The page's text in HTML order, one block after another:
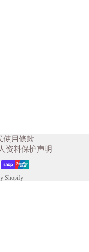
使用條款
资料保护声明
Shopify